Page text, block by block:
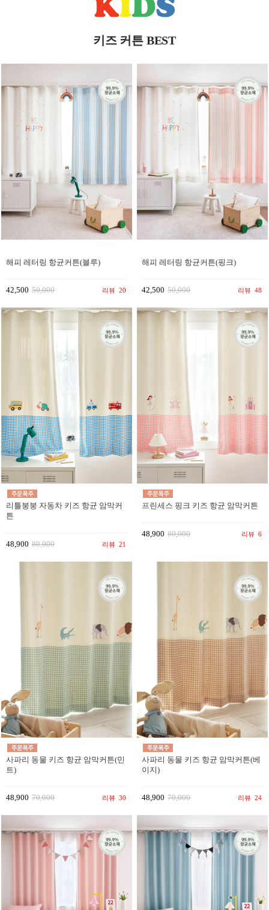
키즈 커튼 BEST
해피 레터링 항균커튼(블루)
42,500 50,000 리뷰 20
해피 레터링 항균커튼(핑크)
42,500 50,000 리뷰 48
리틀붕붕 자동차 키즈 항균 암막커
튼
48,900 80,000 리뷰 21
프린세스 핑크 키즈 항균 암막커튼
48,900 80,000 리뷰 6
사파리 동물 키즈 항균 암막커튼(민
트)
48,900 70,000 리뷰 30
사파리 동물 키즈 항균 암막커튼(베
이지)
48,900 70,000 리뷰 24